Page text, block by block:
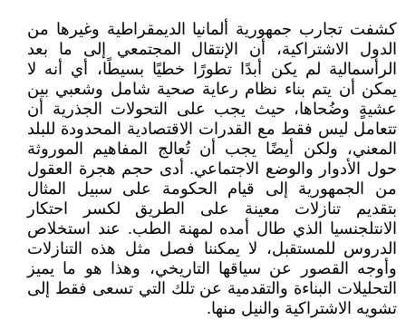
كشفت تجارب جمهورية ألمانيا الديمقراطية وغيرها من
الدول الاشتراكية، أن الإنتقال المجتمعي إلى ما بعد
الرأسمالية لم يكن أبدًا تطورًا خطيًا بسيطًا، أي أنه لا
يمكن أن يتم بناء نظام رعاية صحية شامل وشعبي بين
عشيةٍ وضُحاها، حيث يجب على التحولات الجذرية أن
تتعامل ليس فقط مع القدرات الاقتصادية المحدودة للبلد
المعني، ولكن أيضًا يجب أن تُعالج المفاهيم الموروثة
حول الأدوار والوضع الاجتماعي. أدى حجم هجرة العقول
من الجمهورية إلى قيام الحكومة على سبيل المثال
بتقديم تنازلات معينة على الطريق لكسر احتكار
الانتلجنسيا الذي طال أمده لمهنة الطب. عند استخلاص
الدروس للمستقبل، لا يمكننا فصل مثل هذه التنازلات
وأوجه القصور عن سياقها التاريخي، وهذا هو ما يميز
التحليلات البناءة والتقدمية عن تلك التي تسعى فقط إلى
تشويه الاشتراكية والنيل منها.